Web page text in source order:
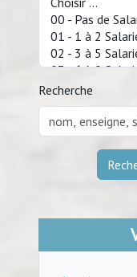
Recherche